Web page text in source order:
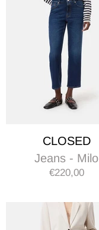
CLOSED
Jeans - Milo
€220,00